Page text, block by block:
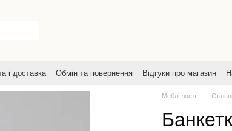
і доставка Обмін та повернення Відгуки про магазин
Меблі лофт